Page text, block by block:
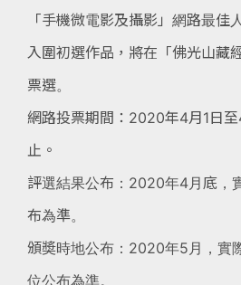
「手機微電影及攝影」網路最佳
入圍初選作品，將在「佛光山藏
票選。 ​
網路投票期間：2020年4月1日
止。
評選結果公布：2020年4月底，
布為準。
頒奬時地公布：2020年5月，實
位公布為準。